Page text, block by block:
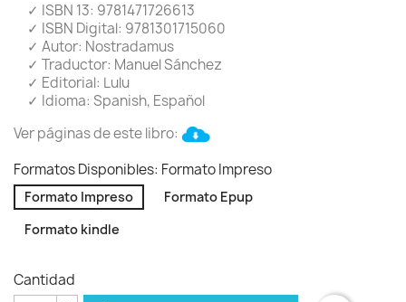
✓ ISBN 13: 9781471726613
✓ ISBN Digital: 9781301715060
✓ Autor: Nostradamus
✓ Traductor: Manuel Sánchez
✓ Editorial: Lulu
✓ Idioma: Spanish, Español
Ver páginas de este libro:
Formatos Disponibles: Formato Impreso
Formato Impreso
Formato Epup
Formato kindle
Cantidad